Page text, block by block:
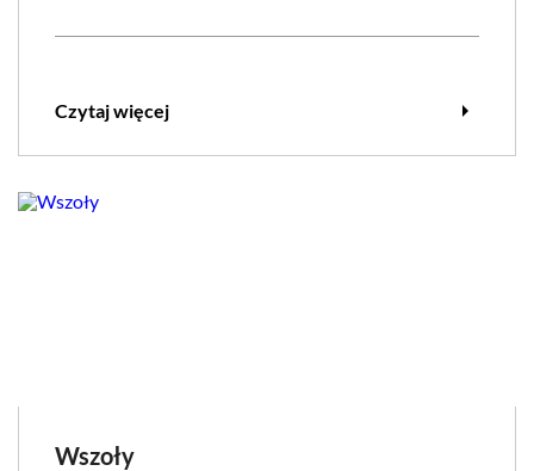
Czytaj więcej arrow_right
Wszoły